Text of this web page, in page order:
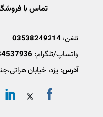
تماس با
تلفن: 03538249214
واتساپ/تلگرام:
آدرس: یزد، خیابان